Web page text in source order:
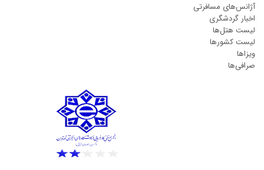
آژانس‌های مسافرتی
اخبار گردشگری
لیست هتل‌ها
لیست کشورها
ویزاها
صرافی‌ها